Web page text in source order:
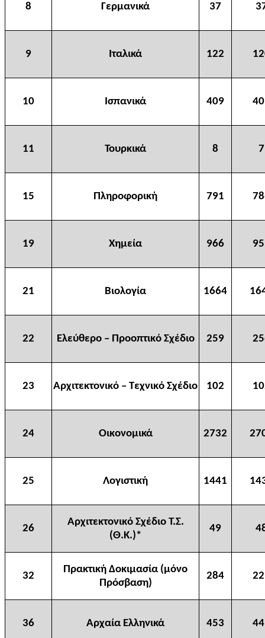
8 Γερμανικά 37
9 Ιταλικά 122
10 Ισπανικά 409
11 Τουρκικά 8 7
15 Πληροφορική 791
19 Χημεία 966
21 Βιολογία 1664
22 Ελεύθερο – Προοπτικό Σχέδιο 259
23 Αρχιτεκτονικό – Τεχνικό Σχέδιο 102
24 Οικονομικά 2732
25 Λογιστική 1441
26
Αρχιτεκτονικό Σχέδιο Τ.Σ.
(Θ.Κ.)*
49
32
Πρακτική Δοκιμασία (μόνο
Πρόσβαση)
284
36 Αρχαία Ελληνικά 453